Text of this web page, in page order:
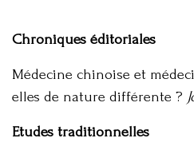
Chroniques éditoriales
Médecine chinoise et
elles de nature différente ?
Etudes traditionnelles